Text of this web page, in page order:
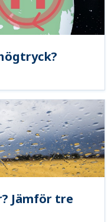
Jämför tre